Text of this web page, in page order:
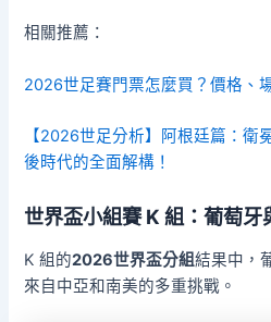
相關推薦：
2026世足賽門票怎麼買？價格、
【2026世足分析】阿根廷篇：衛
後時代的全面解構！
世界盃小組賽 K 組：葡萄
K 組的2026世界盃分組結果中，
來自中亞和南美的多重挑戰。